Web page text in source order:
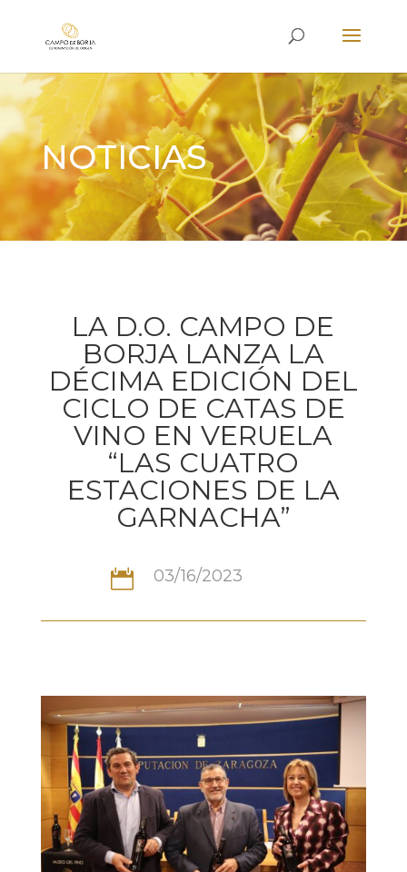
NOTICIAS
LA D.O. CAMPO DE
BORJA LANZA LA
DÉCIMA EDICIÓN DEL
CICLO DE CATAS DE
VINO EN VERUELA
“LAS CUATRO
ESTACIONES DE LA
GARNACHA”
 03/16/2023